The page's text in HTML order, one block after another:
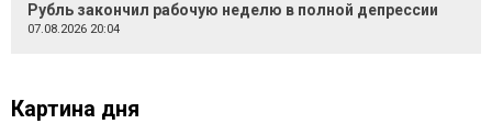
Рубль закончил рабочую неделю в полной депрессии
07.08.2026 20:04
Картина дня